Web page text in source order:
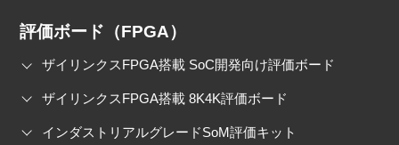
評価ボード（FPGA）
ザイリンクスFPGA搭載 SoC開発向け評価ボード
ザイリンクスFPGA搭載 8K4K評価ボード
インダストリアルグレードSoM評価キット